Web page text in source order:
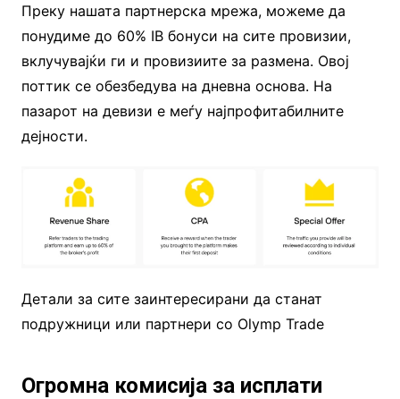
Преку нашата партнерска мрежа, можеме да
понудиме до 60% IB бонуси на сите провизии,
вклучувајќи ги и провизиите за размена. Овој
поттик се обезбедува на дневна основа. На
пазарот на девизи е меѓу најпрофитабилните
дејности.
Детали за сите заинтересирани да станат
подружници или партнери со Olymp Trade
Огромна комисија за исплати